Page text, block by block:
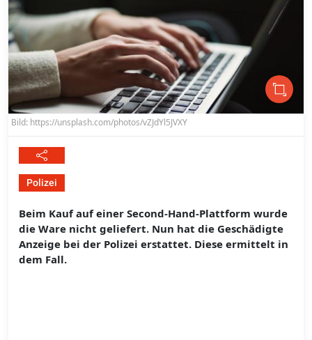
Bild: https://unsplash.com/photos/vZJdYl5JVXY
Polizei
Beim Kauf auf einer Second-Hand-Plattform wurde
die Ware nicht geliefert. Nun hat die Geschädigte
Anzeige bei der Polizei erstattet. Diese ermittelt in
dem Fall.